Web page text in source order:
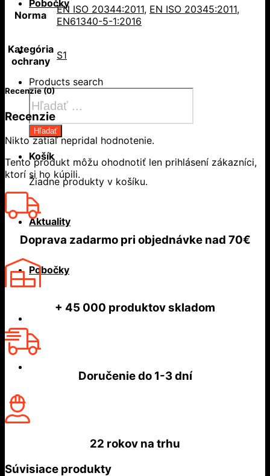
Pobočky
Products search
Hľadať
Košík
Žiadne produkty v košíku.
Aktuality
Pobočky
Norma EN ISO 20344:2011, EN ISO 20345:2011,
EN61340-5-1:2016
Kategória
ochrany
S1
Recenzie (0)
Recenzie
Nikto zatiaľ nepridal hodnotenie.
Tento produkt môžu ohodnotiť len prihlásení zákazníci,
ktorí si ho kúpili.
Doprava zadarmo pri objednávke nad 70€
+ 45 000 produktov skladom
Doručenie do1-3 dní
22 rokov na trhu
Súvisiace produkty